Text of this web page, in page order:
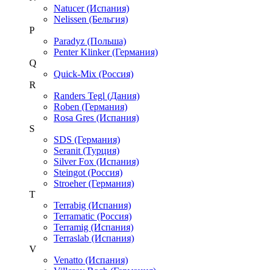
Natucer (Испания)
Nelissen (Бельгия)
P
Paradyz (Польша)
Penter Klinker (Германия)
Q
Quick-Mix (Россия)
R
Randers Tegl (Дания)
Roben (Германия)
Rosa Gres (Испания)
S
SDS (Германия)
Seranit (Турция)
Silver Fox (Испания)
Steingot (Россия)
Stroeher (Германия)
T
Terrabig (Испания)
Terramatic (Россия)
Terramig (Испания)
Terraslab (Испания)
V
Venatto (Испания)